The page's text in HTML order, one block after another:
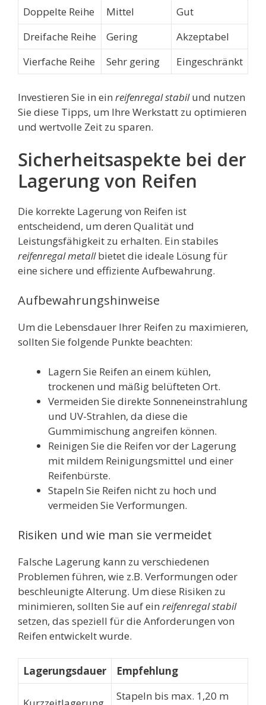
Doppelte Reihe
Mittel
Gut
Dreifache Reihe
Gering
Akzeptabel
Vierfache Reihe
Sehr gering Eingeschränkt
Investieren Sie in ein reifenregal stabilund nutzen
Sie diese Tipps, um Ihre Werkstatt zu optimieren
und wertvolle Zeit zu sparen.
Sicherheitsaspekte bei der
Lagerung von Reifen
Die korrekte Lagerung von Reifen ist
entscheidend, um deren Qualität und
Leistungsfähigkeit zu erhalten. Ein stabiles
reifenregal metallbietet die ideale Lösung für
eine sichere und effiziente Aufbewahrung.
Aufbewahrungshinweise
Um die Lebensdauer Ihrer Reifen zu maximieren,
sollten Sie folgende Punkte beachten:
Lagern Sie Reifen an einem kühlen,
trockenen und mäßig belüfteten Ort.
Vermeiden Sie direkte Sonneneinstrahlung
und UV-Strahlen, da diese die
Gummimischung angreifen können.
Reinigen Sie die Reifen vor der Lagerung
mit mildem Reinigungsmittel und einer
Reifenbürste.
Stapeln Sie Reifen nicht zu hoch und
vermeiden Sie Verformungen.
Risiken und wie man sie vermeidet
Falsche Lagerung kann zu verschiedenen
Problemen führen, wie z.B. Verformungen oder
beschleunigte Alterung. Um diese Risiken zu
minimieren, sollten Sie auf ein reifenregal stabil
setzen, das speziell für die Anforderungen von
Reifen entwickelt wurde.
Lagerungsdauer Empfehlung
Stapeln bis max. 1,20 m